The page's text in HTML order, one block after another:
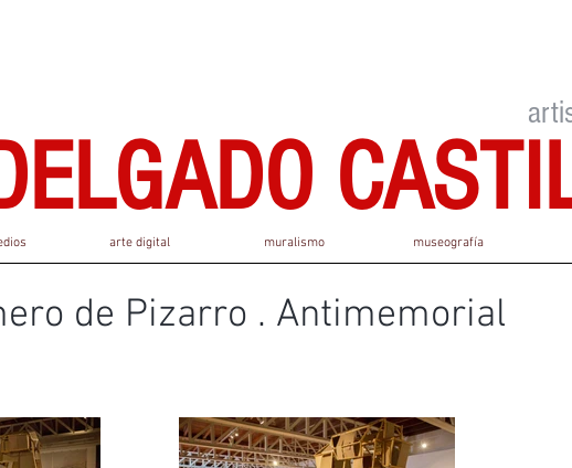
de Pizarro . Antimemorial
arte digital muralismo museografía